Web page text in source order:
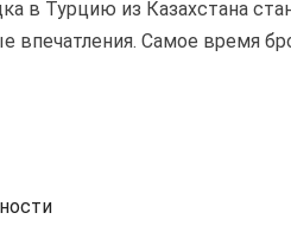
в Турцию из Казахстана
впечатления. Самое время